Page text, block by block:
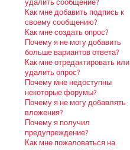
удалить сообщение?
Как мне добавить подпись к
своему сообщению?
Как мне создать опрос?
Почему я не могу добавить
больше вариантов ответа?
Как мне отредактировать или
удалить опрос?
Почему мне недоступны
некоторые форумы?
Почему я не могу добавлять
вложения?
Почему я получил
предупреждение?
Как мне пожаловаться на